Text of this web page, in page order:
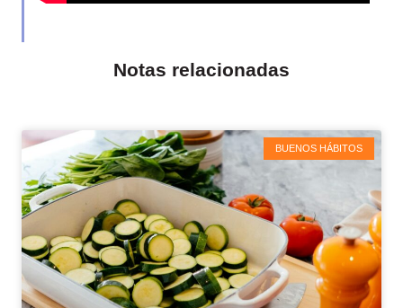
Notas relacionadas
BUENOS HÁBITOS